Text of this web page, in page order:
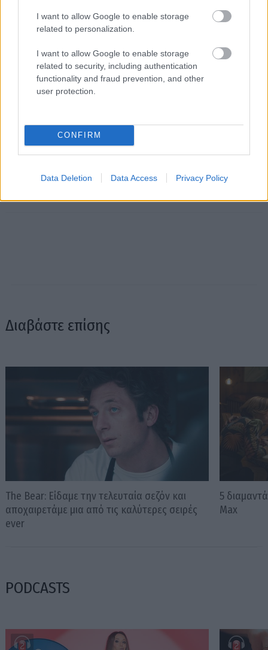
I want to allow Google to enable storage
related to personalization.
I want to allow Google to enable storage
related to security, including authentication
functionality and fraud prevention, and other
user protection.
CONFIRM
Data Deletion Data Access Privacy Policy
Διαβάστε επίσης
The Bear: Είδαμε την τελευταία σεζόν και
αποχαιρετάμε μια από τις καλύτερες σειρές
ever
5
Max
PODCASTS